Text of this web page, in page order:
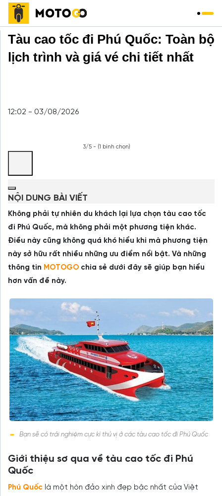
Trang chủ » Du Lịch»
Tàu cao tốc đi Phú Quốc: Toàn bộ
lịch trình và giá vé chi tiết nhất
12:02 - 03/08/2026
3/5 - (1 bình chọn)
NỘI DUNG BÀI VIẾT
Không phải tự nhiên du khách lại lựa chọn tàu cao tốc
đi Phú Quốc, mà không phải một phương tiện khác.
Điều này cũng không quá khó hiểu khi mà phương tiện
này sở hữu rất nhiều những ưu điểm nổi bật. Và những
thông tin MOTOGO chia sẻ dưới đây sẽ giúp bạn hiểu
hơn vấn đề này.
Bạn sẽ có trải nghiệm cực kì thú vị ở các tàu cao tốc đi Phú Quốc
Giới thiệu sơ qua về tàu cao tốc đi Phú
Quốc
Phú Quốc là một hòn đảo xinh đẹp bậc nhất của Việt